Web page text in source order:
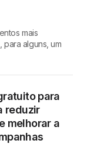
mais
alguns, um
para
reduzir
melhorar a